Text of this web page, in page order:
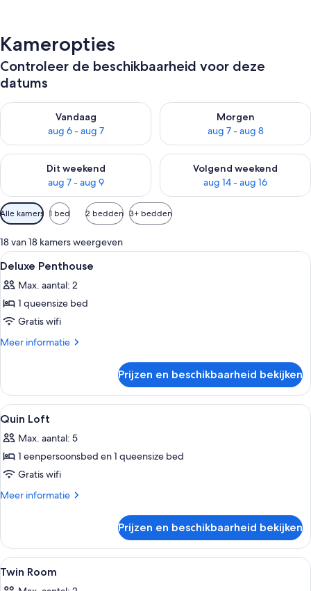
Kameropties
Controleer de beschikbaarheid voor deze
datums
Vandaag
aug 6 - aug 7
De beschikbaarheid controleren voor vanavond aug 6 - aug 7
Morgen
aug 7 - aug 8
De beschikbaarheid
Dit weekend
aug 7 - aug 9
De beschikbaarheid controleren voor dit weekend aug 7 -
Volgend weekend
aug 14 - aug 16
De beschikbaarheid
Beschikbare
filters
voor
kamers
Alle kamers 1 bed 2 bedden 3+ bedden
18 van 18 kamers weergeven
Alle
foto's
voor
Deluxe
Penthouse
laden
Luxe beddengoed, verduisterende
1
Deluxe Penthouse
Max. aantal: 2
1 queensize bed
Gratis wifi
Meer informatie
Meer
Penthouse
Prijzen en beschikbaarheid bekijken
Alle
foto's
voor
Quin
Loft
laden
Privékeuken | Een
2
Quin Loft
Max. aantal: 5
1 eenpersoonsbed en 1 queensize bed
Gratis wifi
Meer informatie
Meer
Loft
Prijzen en beschikbaarheid bekijken
Alle
foto's
Woonruimte | Een flatscreentelevisie
6
Twin Room